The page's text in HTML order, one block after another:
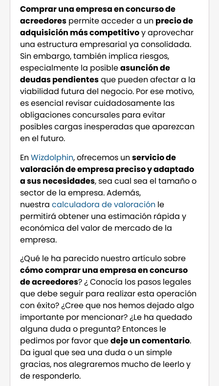
Comprar una empresa en concurso de
acreedores permite acceder a un precio de
adquisición más competitivoy aprovechar
una estructura empresarial ya consolidada.
Sin embargo, también implica riesgos,
especialmente la posibleasunción de
deudas pendientesque pueden afectar a la
viabilidad futura del negocio. Por ese motivo,
es esencial revisar cuidadosamente las
obligaciones concursales para evitar
posibles cargas inesperadas que aparezcan
en el futuro.
EnWizdolphin, ofrecemos unservicio de
valoración de empresa preciso y adaptado
a sus necesidades, sea cual sea el tamaño o
sector de la empresa. Además,
nuestra calculadora de valoración le
permitirá obtener una estimación rápida y
económica del valor de mercado de la
empresa.
¿Qué le ha parecido nuestro artículo sobre
cómocomprar una empresa en concurso
de acreedores? ¿ Conocía los pasos legales
que debe seguir para realizar esta operación
con éxito? ¿Cree que nos hemos dejado algo
importante por mencionar? ¿Le ha quedado
alguna duda o pregunta? Entonces le
pedimos por favor quedeje un comentario.
Da igual que sea una duda o un simple
gracias, nos alegraremos mucho de leerlo y
de responderlo.